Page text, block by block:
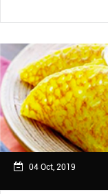
04 Oct, 2019